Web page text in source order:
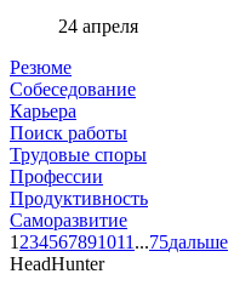
24 апреля
Резюме
Собеседование
Карьера
Поиск работы
Трудовые споры
Профессии
Продуктивность
Саморазвитие
1 234567891011 ...75дальше
HeadHunter